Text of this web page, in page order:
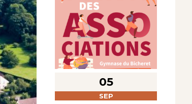
05
SEP